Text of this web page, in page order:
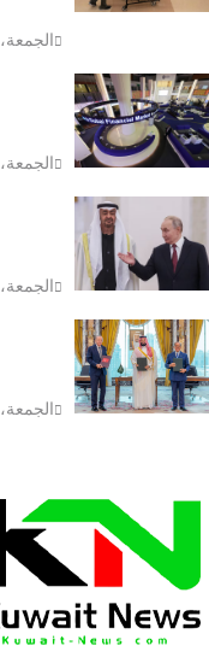
الجمعة، 7 أغسطس 2026
الجمعة، 7 أغسطس 2026
الجمعة، 7 أغسطس 2026
الجمعة، 7 أغسطس 2026